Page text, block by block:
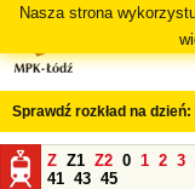
Nasza strona
Sprawdź rozkład na dzień:
Z Z1 Z2 0 1 2 3
41 43 45